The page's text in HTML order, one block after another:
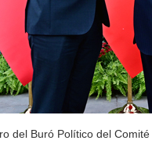
del Buró Político del